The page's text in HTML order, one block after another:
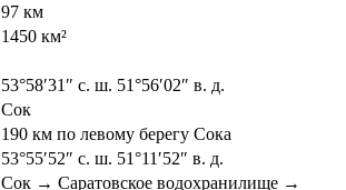
97 км
1450 км²
53°58′31″ с. ш. 51°56′02″ в. д.
Сок
190 км по левому берегу Сока
53°55′52″ с. ш. 51°11′52″ в. д.
Сок → Саратовское водохранилище →